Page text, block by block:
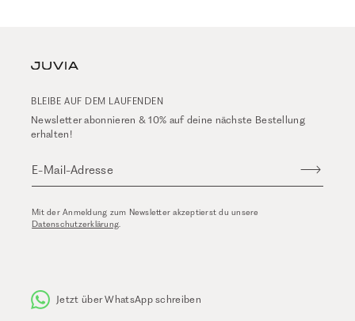
BLEIBE AUF DEM LAUFENDEN
Newsletter abonnieren & 10% auf deine nächste Bestellung
erhalten!
E-Mail-Adresse
Mit der Anmeldung zum Newsletter akzeptierst du unsere
Datenschutzerklärung.
Jetzt über WhatsApp schreiben